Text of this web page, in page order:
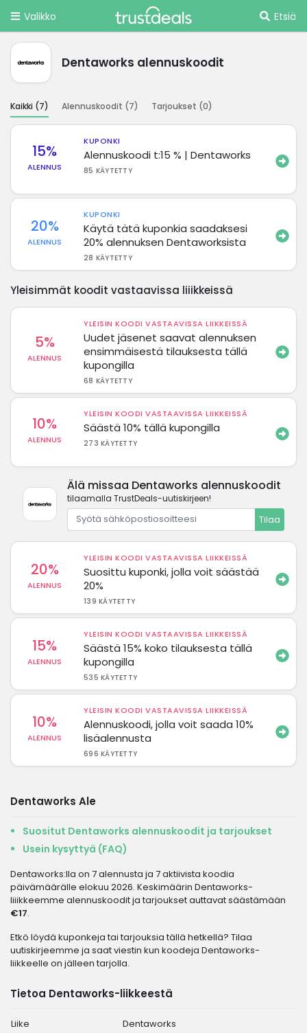
Valikko Etsiä
Dentaworks alennuskoodit
Kaikki (7) Alennuskoodit (7) Tarjoukset (0)
15%
ALENNUS
KUPONKI
Alennuskoodi t:15 % | Dentaworks
85 KÄYTETTY
20%
ALENNUS
KUPONKI
Käytä tätä kuponkia saadaksesi
20% alennuksen Dentaworksista
28 KÄYTETTY
Yleisimmät koodit vastaavissa liiikkeissä
5%
ALENNUS
YLEISIN KOODI VASTAAVISSA LIIKKEISSÄ
Uudet jäsenet saavat alennuksen
ensimmäisestä tilauksesta tällä
kupongilla
68 KÄYTETTY
10%
ALENNUS
YLEISIN KOODI VASTAAVISSA LIIKKEISSÄ
Säästä 10% tällä kupongilla
273 KÄYTETTY
Älä missaa Dentaworks alennuskoodit
tilaamalla TrustDeals-uutiskirjeen!
Tilaa
20%
ALENNUS
YLEISIN KOODI VASTAAVISSA LIIKKEISSÄ
Suosittu kuponki, jolla voit säästää
20%
139 KÄYTETTY
15%
ALENNUS
YLEISIN KOODI VASTAAVISSA LIIKKEISSÄ
Säästä 15% koko tilauksesta tällä
kupongilla
535 KÄYTETTY
10%
ALENNUS
YLEISIN KOODI VASTAAVISSA LIIKKEISSÄ
Alennuskoodi, jolla voit saada 10%
lisäalennusta
696 KÄYTETTY
Dentaworks Ale
Suositut Dentaworks alennuskoodit ja tarjoukset
Usein kysyttyä (FAQ)
Dentaworks:lla on 7 alennusta ja 7 aktiivista koodia
päivämäärälle elokuu 2026. Keskimäärin Dentaworks-
liiikkeemme alennuskoodit ja tarjoukset auttavat säästämään
€17.
Etkö löydä kuponkeja tai tarjouksia tällä hetkellä? Tilaa
uutiskirjeemme ja saat viestin kun koodeja Dentaworks-
liikkeelle on jälleen tarjolla.
Tietoa Dentaworks-liikkeestä
Liike
Dentaworks